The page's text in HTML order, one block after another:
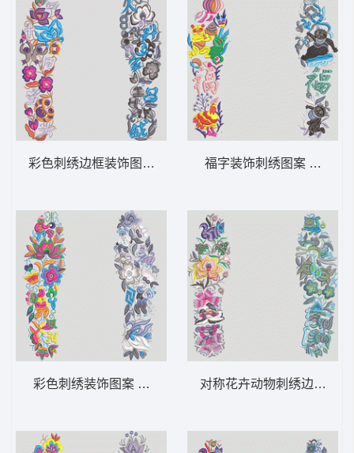
彩色刺绣边框装饰图案 鞋垫
彩色刺绣装饰图案 鞋垫
福字装饰刺绣图案 鞋垫
对称花卉动物刺绣边框 鞋垫